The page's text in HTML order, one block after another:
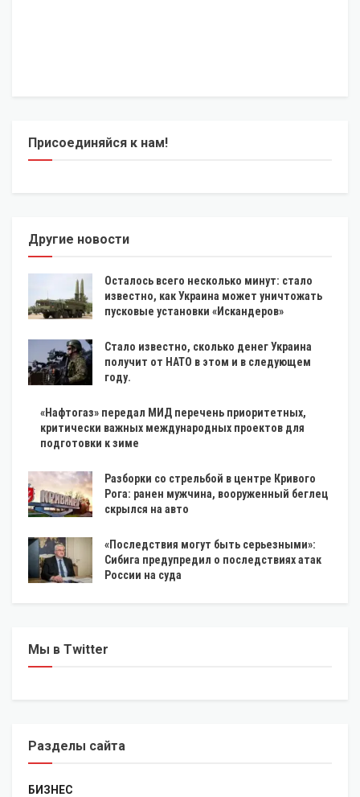
Присоединяйся к нам!
Другие новости
Осталось всего несколько минут: стало
известно, как Украина может уничтожать
пусковые установки «Искандеров»
Стало известно, сколько денег Украина
получит от НАТО в этом и в следующем
году.
«Нафтогаз» передал МИД перечень приоритетных,
критически важных международных проектов для
подготовки к зиме
Разборки со стрельбой в центре Кривого
Рога: ранен мужчина, вооруженный беглец
скрылся на авто
«Последствия могут быть серьезными»:
Сибига предупредил о последствиях атак
России на суда
Мы в Twitter
Разделы сайта
БИЗНЕС